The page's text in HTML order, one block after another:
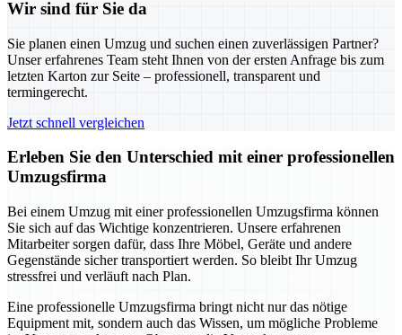
Wir sind für Sie da
Sie planen einen Umzug und suchen einen zuverlässigen Partner?
Unser erfahrenes Team steht Ihnen von der ersten Anfrage bis zum
letzten Karton zur Seite – professionell, transparent und
termingerecht.
Jetzt schnell vergleichen
Erleben Sie den Unterschied mit einer professionellen
Umzugsfirma
Bei einem Umzug mit einer professionellen Umzugsfirma können
Sie sich auf das Wichtige konzentrieren. Unsere erfahrenen
Mitarbeiter sorgen dafür, dass Ihre Möbel, Geräte und andere
Gegenstände sicher transportiert werden. So bleibt Ihr Umzug
stressfrei und verläuft nach Plan.
Eine professionelle Umzugsfirma bringt nicht nur das nötige
Equipment mit, sondern auch das Wissen, um mögliche Probleme